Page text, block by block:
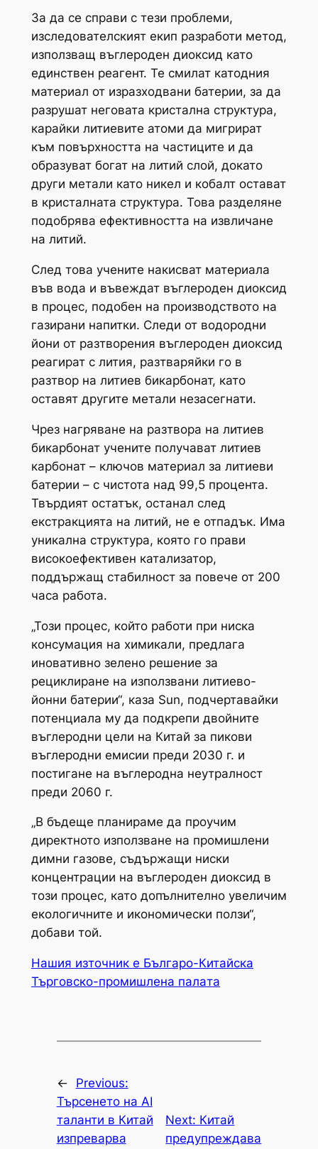
За да се справи с тези проблеми,
изследователският екип разработи метод,
използващ въглероден диоксид като
единствен реагент. Те смилат катодния
материал от изразходвани батерии, за да
разрушат неговата кристална структура,
карайки литиевите атоми да мигрират
към повърхността на частиците и да
образуват богат на литий слой, докато
други метали като никел и кобалт остават
в кристалната структура. Това разделяне
подобрява ефективността на извличане
на литий.
След това учените накисват материала
във вода и въвеждат въглероден диоксид
в процес, подобен на производството на
газирани напитки. Следи от водородни
йони от разтворения въглероден диоксид
реагират с лития, разтваряйки го в
разтвор на литиев бикарбонат, като
оставят другите метали незасегнати.
Чрез нагряване на разтвора на литиев
бикарбонат учените получават литиев
карбонат – ключов материал за литиеви
батерии – с чистота над 99,5 процента.
Твърдият остатък, останал след
екстракцията на литий, не е отпадък. Има
уникална структура, която го прави
високоефективен катализатор,
поддържащ стабилност за повече от 200
часа работа.
„Този ​​процес, който работи при ниска
консумация на химикали, предлага
иновативно зелено решение за
рециклиране на използвани литиево-
йонни батерии“, каза Sun, подчертавайки
потенциала му да подкрепи двойните
въглеродни цели на Китай за пикови
въглеродни емисии преди 2030 г. и
постигане на въглеродна неутралност
преди 2060 г.
„В бъдеще планираме да проучим
директното използване на промишлени
димни газове, съдържащи ниски
концентрации на въглероден диоксид в
този процес, като допълнително увеличим
екологичните и икономически ползи“,
добави той.
Нашия източник е Българо-Китайска
Търговско-промишлена палaта
←
Previous:
Търсенето на AI
таланти в Китай
изпреварва
Next: Китай
предупреждава